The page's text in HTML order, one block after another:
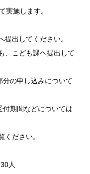
実施します。
出してください。
、こども課ヘ提出して
の申し込みについて
期間などについては
ださい。
人